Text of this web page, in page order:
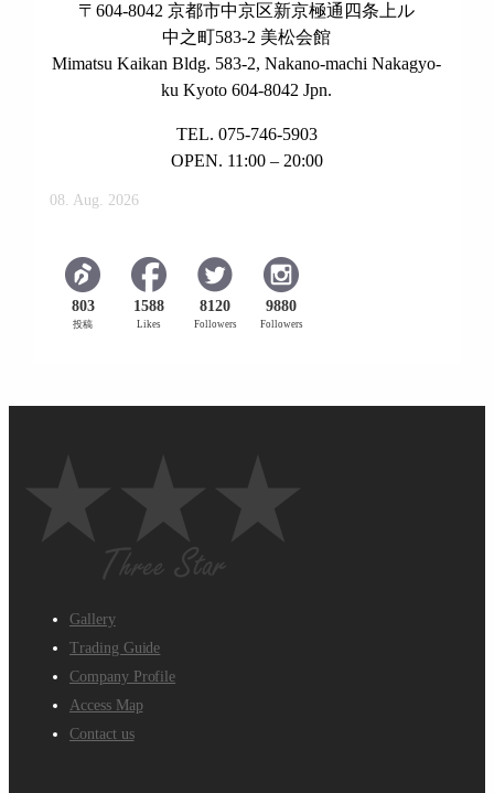
〒604-8042 京都市中京区新京極通四条上ル
中之町583-2 美松会館
Mimatsu Kaikan Bldg. 583-2, Nakano-machi Nakagyo-
ku Kyoto 604-8042 Jpn.
TEL. 075-746-5903
OPEN. 11:00 – 20:00
08. Aug. 2026
803
投稿
1588
Likes
8120
Followers
9880
Followers
Gallery
Trading Guide
Company Profile
Access Map
Contact us